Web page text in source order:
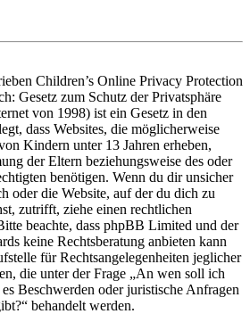
Children’s Online Privacy Protection
Gesetz zum Schutz der Privatsphäre
von 1998) ist ein Gesetz in den
dass Websites, die möglicherweise
Kindern unter 13 Jahren erheben,
der Eltern beziehungsweise des oder
benötigen. Wenn du dir unsicher
oder die Website, auf der du dich zu
zutrifft, ziehe einen rechtlichen
beachte, dass phpBB Limited und der
keine Rechtsberatung anbieten kann
für Rechtsangelegenheiten jeglicher
die unter der Frage „An wen soll ich
Beschwerden oder juristische Anfragen
behandelt werden.